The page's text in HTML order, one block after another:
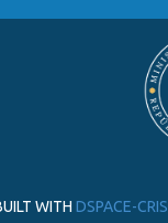
WITH DSPACE-CRIS